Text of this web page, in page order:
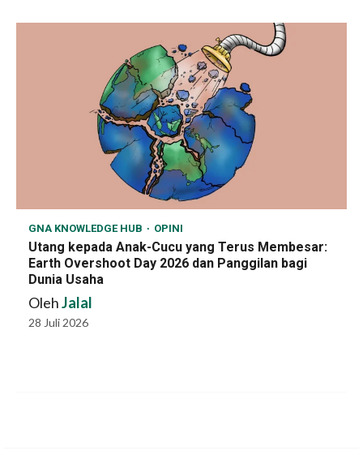
GNA KNOWLEDGE HUB OPINI
Utang kepada Anak-Cucu yang Terus Membesar:
Earth Overshoot Day 2026 dan Panggilan bagi
Dunia Usaha
OlehJalal
28 Juli 2026